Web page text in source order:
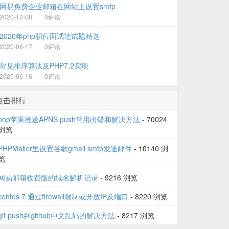
网易免费企业邮箱在网站上设置smtp
2020-12-08 0评论
2020年php职位面试笔试题精选
2020-06-17 0评论
常见排序算法及PHP7.2实现
2020-06-16 0评论
击排行
苹果推送APNS push常用出错和解决方法- 70024
览
里设置谷歌gmail smtp发送邮件 - 10140 浏
易邮箱收费版的域名解析记录 - 9216 浏览
7 通过firewall限制或开放IP及端口 - 8220 浏览
push到github中文乱码的解决方法 - 8217 浏览